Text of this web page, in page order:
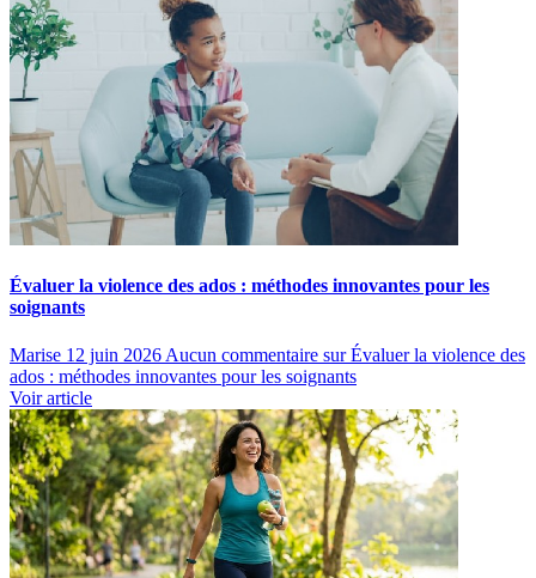
Évaluer la violence des ados : méthodes innovantes pour les
soignants
Marise 12 juin 2026 Aucun commentaire sur Évaluer la violence des
ados : méthodes innovantes pour les soignants
Voir article